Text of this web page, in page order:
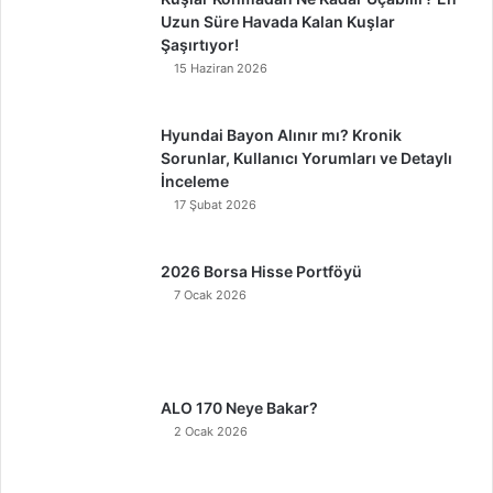
Uzun Süre Havada Kalan Kuşlar
Şaşırtıyor!
15 Haziran 2026
Hyundai Bayon Alınır mı? Kronik
Sorunlar, Kullanıcı Yorumları ve Detaylı
İnceleme
17 Şubat 2026
2026 Borsa Hisse Portföyü
7 Ocak 2026
ALO 170 Neye Bakar?
2 Ocak 2026